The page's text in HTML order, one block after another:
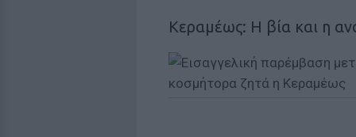
Κεραμέως: Η βία και η